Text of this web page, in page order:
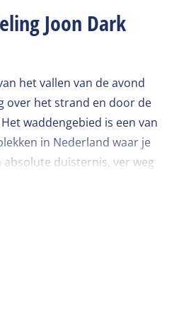
Joon Dark
het vallen van de avond
over het strand en door de
waddengebied is een van
in Nederland waar je
duisternis, ver weg
Melkweg
een Dark Sky Park. Geniet
van schemering naar
Onderweg kun je
verhalen over de